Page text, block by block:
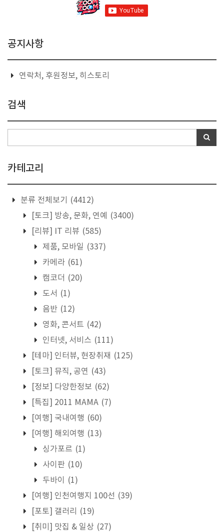
공지사항
연락처, 후원정보, 히스토리
검색
카테고리
분류 전체보기
(4412)
[토크] 방송, 문화, 연예
(3400)
[리뷰] IT 리뷰 (585)
제품, 모바일 (337)
카메라 (61)
캠코더 (20)
도서 (1)
음반 (12)
영화, 콘서트 (42)
인터넷, 서비스 (111)
[테마] 인터뷰, 현장취재 (125)
[토크] 뮤직, 공연 (43)
[정보] 다양한정보 (62)
[특집] 2011 MAMA (7)
[여행] 국내여행 (60)
[여행] 해외여행 (13)
싱가포르 (1)
사이판 (10)
두바이
(1)
[여행] 인천여행지 100선 (39)
[포토] 갤러리
(19)
[취미] 맛집 & 일상 (27)